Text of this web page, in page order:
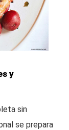
y
sin
se prepara